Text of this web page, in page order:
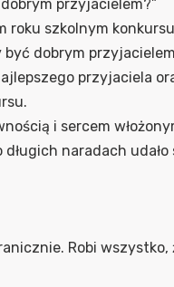
przyjacielem?”
roku szkolnym konkursu
dobrym
przyjaciela
i sercem
naradach udało
Robi wszystko,